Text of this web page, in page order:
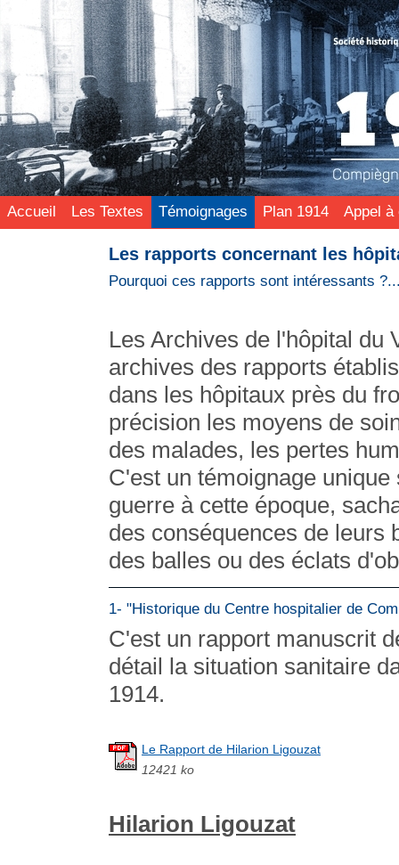
Accueil Les Textes Témoignages Plan 1914 Appel à
Les rapports concernant les
Pourquoi ces rapports sont intéressants
Les Archives de l'hôpital du
archives des rapports
dans les hôpitaux près du
précision les moyens de
des malades, les pertes
C'est un témoignage
guerre à cette époque,
des conséquences de leurs
des balles ou des éclats
1- "Historique du Centre hospitalier de
C'est un rapport manuscrit
détail la situation sanitaire
1914.
Le Rapport de Hilarion Ligouzat
12421 ko
Hilarion Ligouzat